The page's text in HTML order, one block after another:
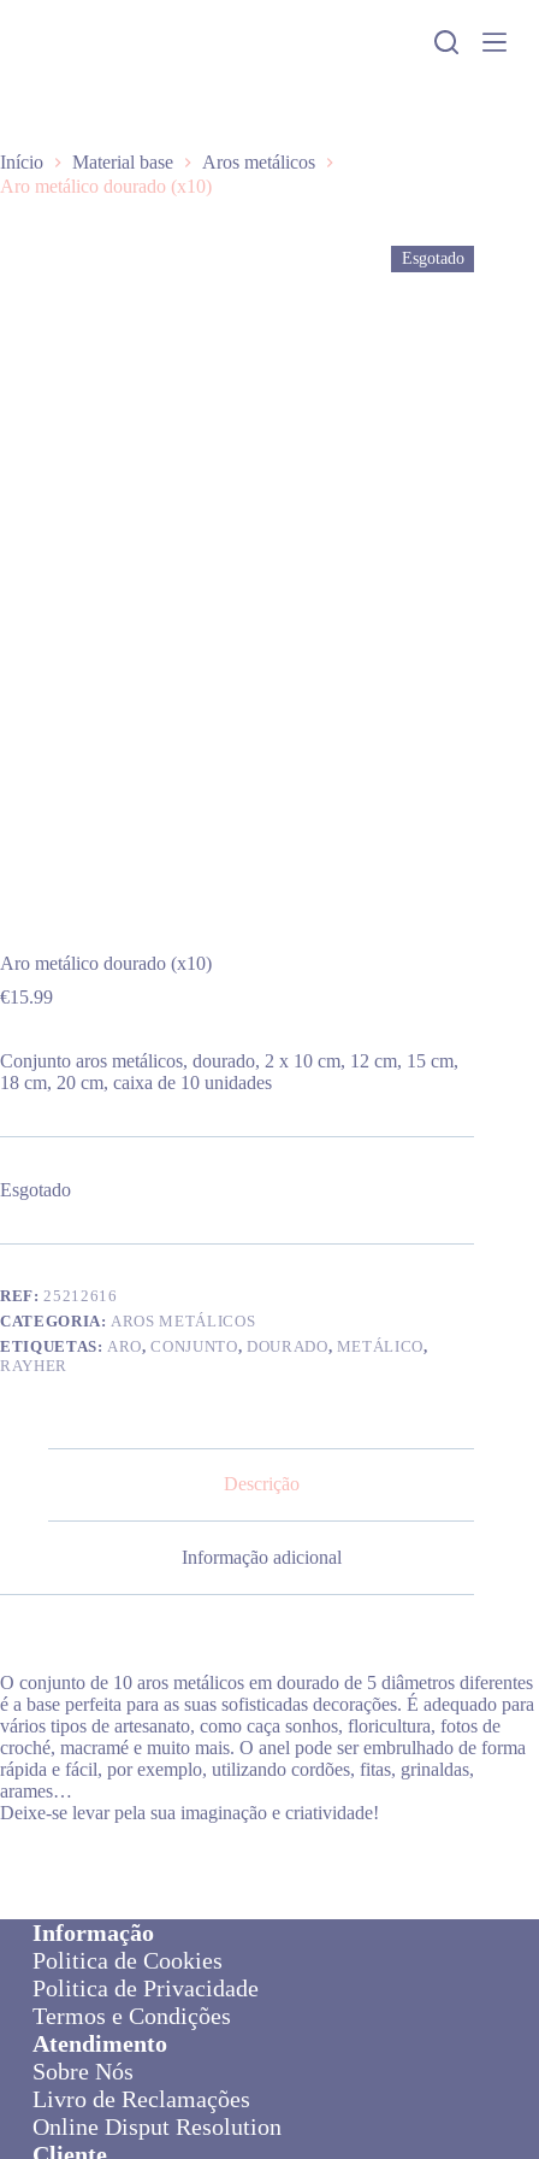
a
r
a
Início Material base
Aros metálicos
Aro metálico dourado (x10)
Esgotado
Aro metálico dourado (x10)
€15.99
Conjunto aros metálicos, dourado, 2 x 10 cm, 12 cm, 15 cm,
18 cm, 20 cm, caixa de 10 unidades
Esgotado
REF: 25212616
CATEGORIA: AROS METÁLICOS
ETIQUETAS: ARO,CONJUNTO, DOURADO, METÁLICO,
RAYHER
Descrição
Informação adicional
O conjunto de 10 aros metálicos em dourado de 5 diâmetros diferentes
é a base perfeita para as suas sofisticadas decorações. É adequado para
vários tipos de artesanato, como caça sonhos, floricultura, fotos de
croché, macramé e muito mais. O anel pode ser embrulhado de forma
rápida e fácil, por exemplo, utilizando cordões, fitas, grinaldas,
arames…
Deixe-se levar pela sua imaginação e criatividade!
Informação
Politica de Cookies
Politica de Privacidade
Termos e Condições
Atendimento
Sobre Nós
Livro de Reclamações
Online Disput Resolution